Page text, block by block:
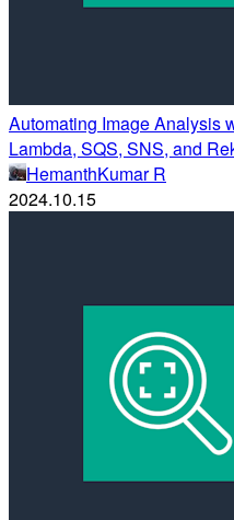
Automating Image Analysis
Lambda, SQS, SNS, and
HemanthKumar R
2024.10.15